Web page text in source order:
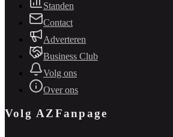
Standen
Contact
Adverteren
Business Club
Volg ons
Over ons
Volg AZFanpage